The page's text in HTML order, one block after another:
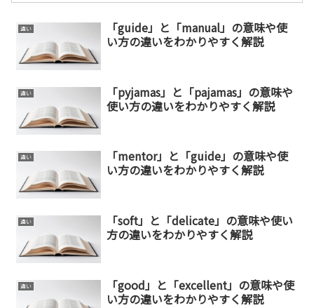
違い
「guide」と「manual」の意味や使
い方の違いをわかりやすく解説
違い
「pyjamas」と「pajamas」の意味や
使い方の違いをわかりやすく解説
違い
「mentor」と「guide」の意味や使
い方の違いをわかりやすく解説
違い
「soft」と「delicate」の意味や使い
方の違いをわかりやすく解説
違い
「good」と「excellent」の意味や使
い方の違いをわかりやすく解説